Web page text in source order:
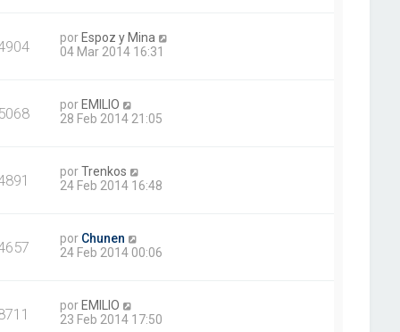
por Espoz y Mina
04 Mar 2014 16:31
5068 por EMILIO
28 Feb 2014 21:05
porTrenkos
24 Feb 2014 16:48
por Chunen
24 Feb 2014 00:06
por EMILIO
23 Feb 2014 17:50